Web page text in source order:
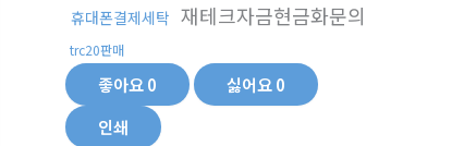
휴대폰결제세탁 재테크자금현금화문의
trc20판매
좋아요0 싫어요0
인쇄